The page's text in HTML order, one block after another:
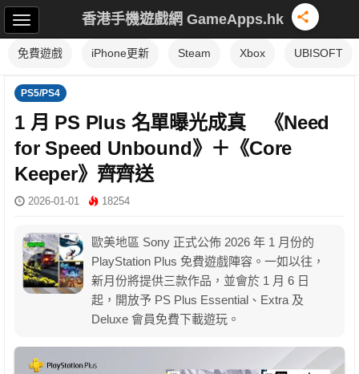
香港手機遊戲網 GameApps.hk
免費遊戲 iPhone更新 Steam Xbox UBISOFT
PS5/PS4
1 月 PS Plus 名單曝光成真 《Need
for Speed Unbound》＋《Core
Keeper》齊齊送
2026-01-01 18254
歐美地區 Sony 正式公佈 2026 年 1 月份的
PlayStation Plus 免費遊戲陣容。一如以往，
新月份將提供三款作品，並會於 1 月 6 日
起，開放予 PS Plus Essential、Extra 及
Deluxe 會員免費下載遊玩。